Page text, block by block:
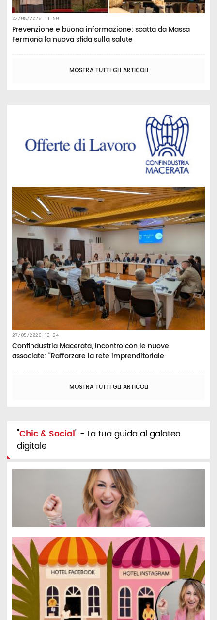
02/08/2026 11:50
Prevenzione e buona informazione: scatta da Massa
Fermana la nuova sfida sulla salute
MOSTRA TUTTI GLI ARTICOLI
27/05/2026 12:24
Confindustria Macerata, incontro con le nuove
associate: “Rafforzare la rete imprenditoriale
MOSTRA TUTTI GLI ARTICOLI
"Chic & Social" - La tua guida al galateo
digitale